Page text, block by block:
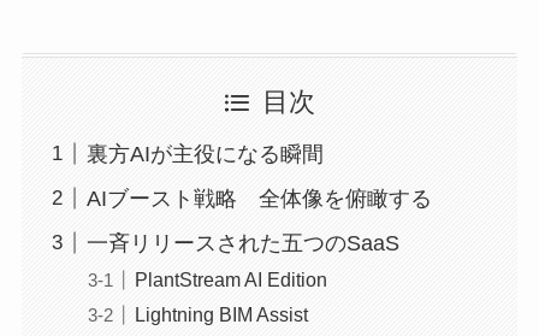
目次
裏方AIが主役になる瞬間
AIブースト戦略 全体像を俯瞰する
一斉リリースされた五つのSaaS
PlantStream AI Edition
Lightning BIM Assist